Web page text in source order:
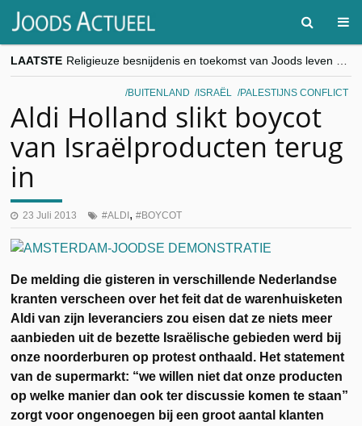
LAATSTE
“Besnijdenisdebat toont hoe moeilijk seculiere Westen minderheden begrijpt”, Jinnih Beels (Vooruit)
CITYTRIP | ROEMENIË – Boekarest: de verrassing van Oost-Europa
BUITENLAND ISRAËL PALESTIJNS CONFLICT
Aldi Holland slikt boycot
van Israëlproducten terug
in
23 Juli 2013 ALDI , BOYCOT
De melding die gisteren in verschillende Nederlandse
kranten verscheen over het feit dat de warenhuisketen
Aldi van zijn leveranciers zou eisen dat ze niets meer
aanbieden uit de bezette Israëlische gebieden werd bij
onze noorderburen op protest onthaald. Het statement
van de supermarkt: “we willen niet dat onze producten
op welke manier dan ook ter discussie komen te staan”
zorgt voor ongenoegen bij een groot aantal klanten